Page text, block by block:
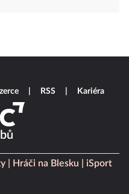
Hráči na Blesku
iSport
RSS Kariéra